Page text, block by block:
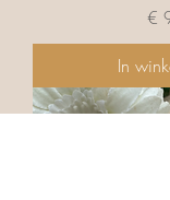
€
In